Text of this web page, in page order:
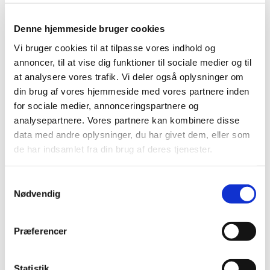
Denne hjemmeside bruger cookies
Vi bruger cookies til at tilpasse vores indhold og
annoncer, til at vise dig funktioner til sociale medier og til
at analysere vores trafik. Vi deler også oplysninger om
din brug af vores hjemmeside med vores partnere inden
for sociale medier, annonceringspartnere og
analysepartnere. Vores partnere kan kombinere disse
data med andre oplysninger, du har givet dem, eller som
de har indsamlet fra din brug af deres tjenester.
Nødvendig
Præferencer
Bevillingen til at drive Galten Apotek er ledig pr. 1. juli
2018. Galten Apotek er beliggende i postnummer 8464.
Tilbagekaldelse af Phenytoin 100 mg tabletter
|29. januar 2018|
Glostrup Apotek tilbagekalder et enkelt parti af Phenytoin
tabletter 100 mg på grund af mug på nogle tabletter.…
Ændring af udleveringsgruppe for 1000 mg
paracetamol suppositorier
Udleveringsgruppen for lægemidler der indeholder